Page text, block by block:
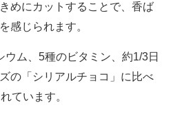
めにカットすることで、香ば
感じられます。
ム、5種のビタミン、約1/3日
の「シリアルチョコ」に比べ
ています。